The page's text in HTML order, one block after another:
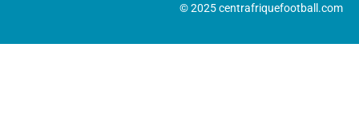
© 2025 centrafriquefootball.com